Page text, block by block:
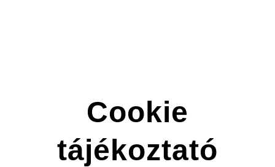
Cookie
tájékoztató